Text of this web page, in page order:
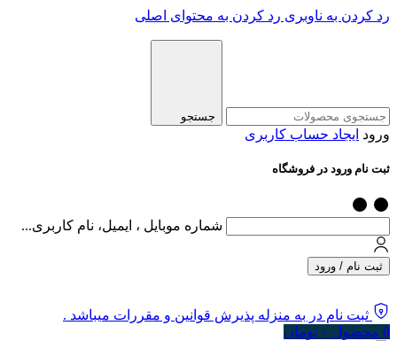
رد کردن به ناوبری رد کردن به محتوای اصلی
جستجو
ورود ایجاد حساب کاربری
ثبت نام ورود در فروشگاه
شماره موبایل ، ایمیل، نام کاربری...
ثبت نام / ورود
ثبت نام در به منزله پذیرش قوانین و مقررات میباشد .
0 محصول ۰ تومان